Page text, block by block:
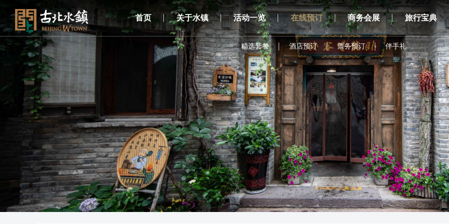
首页 关于水镇 活动一览 在线预订
精选套餐 酒店预订 票务预订 伴手礼
商务会展 旅行宝典